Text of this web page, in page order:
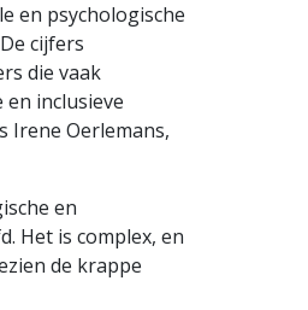
en psychologische
cijfers
die vaak
inclusieve
Irene Oerlemans,
en
Het is complex, en
de krappe